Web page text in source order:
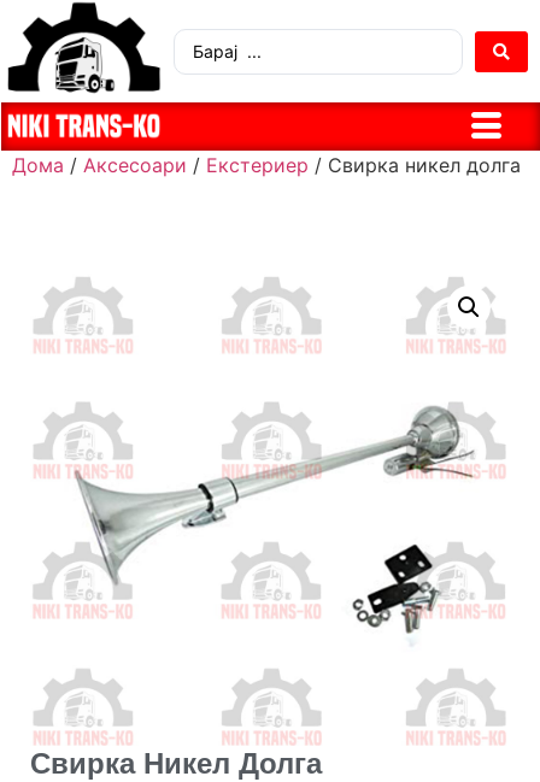
Дома / Аксесоари / Екстериер / Свирка никел долга
Свирка Никел Долга